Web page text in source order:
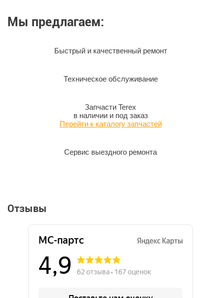
Мы предлагаем:
Быстрый и качественный ремонт
Техническое обслуживание
Запчасти Terex
в наличии и под заказ
Перейти к каталогу запчастей
Сервис выездного ремонта
Отзывы